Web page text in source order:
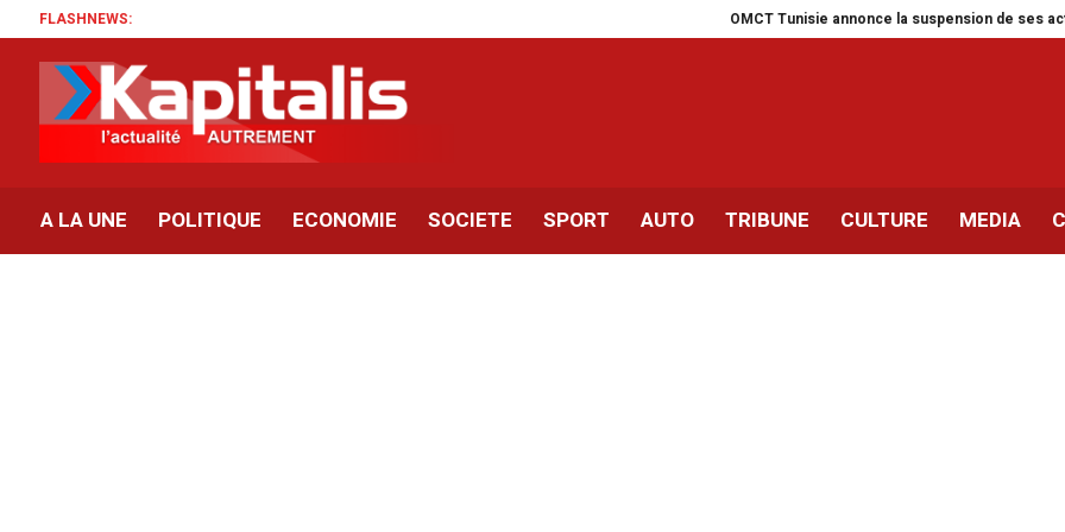
FLASHNEWS: OMCT Tunisie annonce la suspension de ses activités pour
A LA UNE POLITIQUE ECONOMIE SOCIETE SPORT AUTO TRIBUNE CULTURE MEDIA